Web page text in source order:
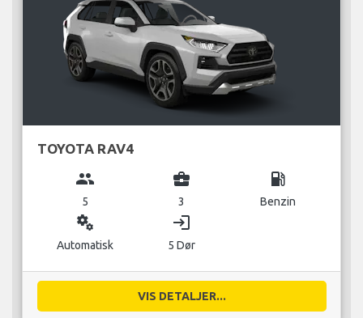
TOYOTA RAV4
group
5
business_center
3
local_gas_station
Benzin
miscellaneous_services
Automatisk
login
5 Dør
VIS DETALJER...